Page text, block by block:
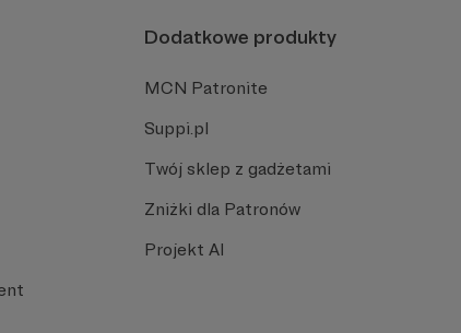
Dodatkowe produkty
MCN Patronite
Suppi.pl
Twój sklep z gadżetami
Zniżki dla Patronów
Projekt AI